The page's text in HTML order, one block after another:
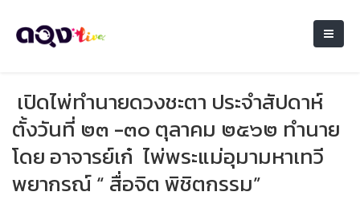
เปิดไพ่ทำนายดวงชะตา ประจำสัปดาห์
ตั้งวันที่ ๒๓ -๓๐ ตุลาคม ๒๕๖๒ ทำนาย
โดย อาจารย์เก๋ ไพ่พระแม่อุมามหาเทวี
พยากรณ์ “ สื่อจิต พิชิตกรรม”